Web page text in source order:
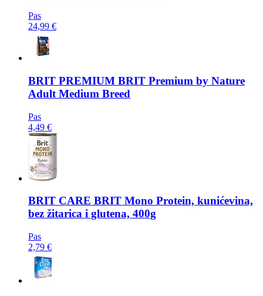
Pas
24,99 €
BRIT PREMIUM BRIT Premium by Nature
Adult Medium Breed
Pas
4,49 €
BRIT CARE BRIT Mono Protein, kunićevina,
bez žitarica i glutena, 400g
Pas
2,79 €